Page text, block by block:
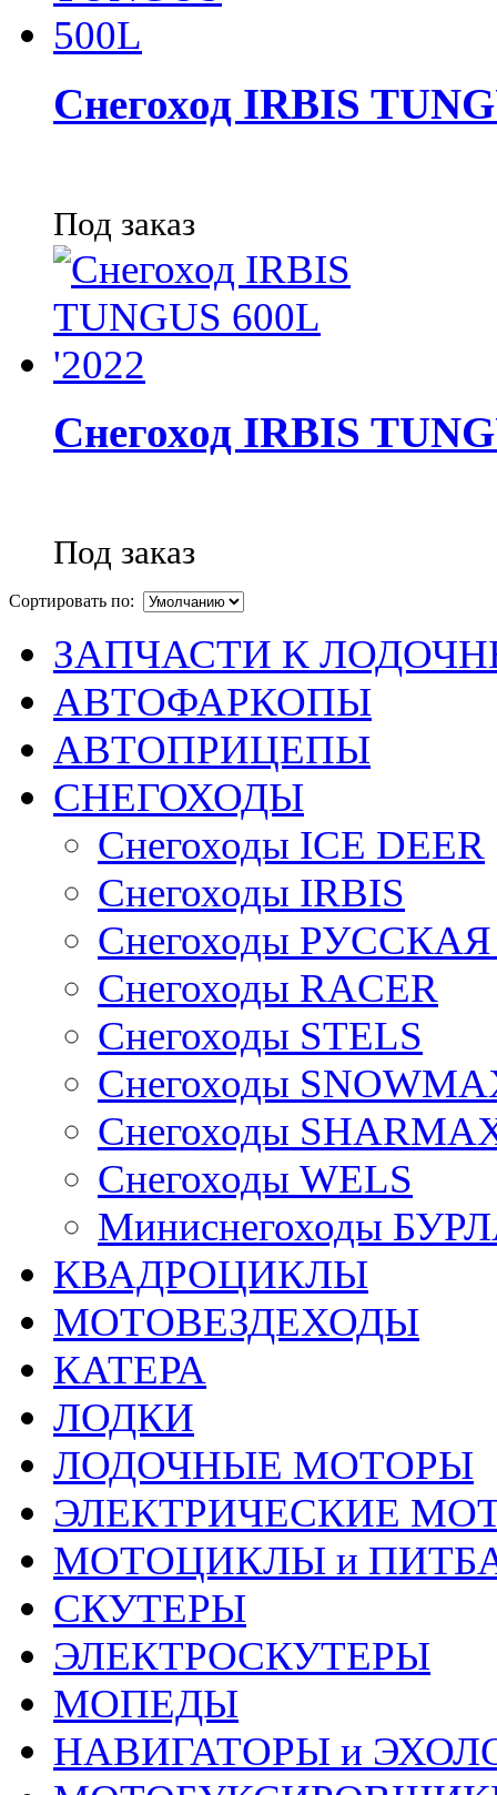
Снегоход IRBIS
Под заказ
Снегоход IRBIS
Под заказ
Сортировать по:
ЗАПЧАСТИ К
АВТОФАРКОПЫ
АВТОПРИЦЕПЫ
СНЕГОХОДЫ
Снегоходы ICE DEER
Снегоходы IRBIS
Снегоходы
Снегоходы RACER
Снегоходы STELS
Снегоходы
Снегоходы
Снегоходы WELS
Миниснегоходы
КВАДРОЦИКЛЫ
МОТОВЕЗДЕХОДЫ
КАТЕРА
ЛОДКИ
ЛОДОЧНЫЕ МОТОРЫ
ЭЛЕКТРИЧЕСКИЕ
МОТОЦИКЛЫ и
СКУТЕРЫ
ЭЛЕКТРОСКУТЕРЫ
МОПЕДЫ
НАВИГАТОРЫ и